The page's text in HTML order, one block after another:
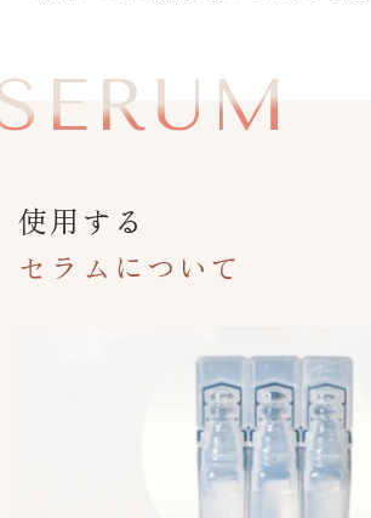
使用する
セラムについて